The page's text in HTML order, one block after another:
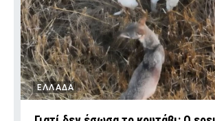
ΕΛΛΑΔΑ